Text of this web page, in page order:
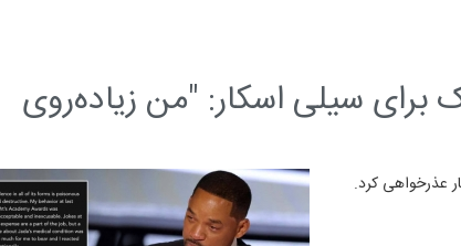
سیلی اسکار: "من زیاده‌روی
عذرخواهی کرد.